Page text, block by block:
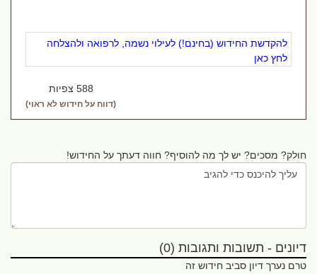
להקדשת החידוש (בחינם!) לעילוי נשמה, לרפואה ולהצלחה
לחץ כאן
588 צפיות
(דווח על חידוש לא ראוי)
חולק? מסכים? יש לך מה להוסיף? חווה דעתך על החידוש!
דיונים - תשובות ותגובות (0)
טרם נערך דיון סביב חידוש זה